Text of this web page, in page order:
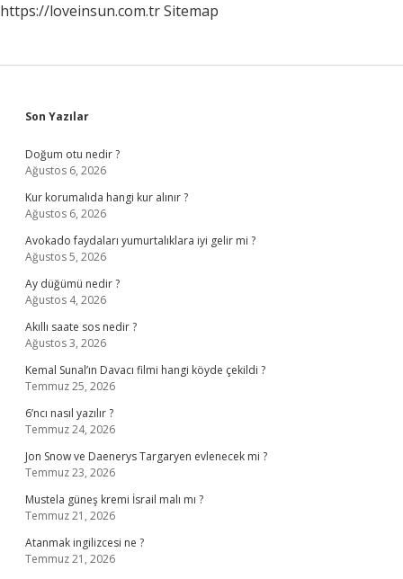
https://loveinsun.com.trSitemap
Sidebar
Son Yazılar
Doğum otu nedir ?
Ağustos 6, 2026
Kur korumalıda hangi kur alınır ?
Ağustos 6, 2026
Avokado faydaları yumurtalıklara iyi gelir mi ?
Ağustos 5, 2026
Ay düğümü nedir ?
Ağustos 4, 2026
Akıllı saate sos nedir ?
Ağustos 3, 2026
Kemal Sunal’ın Davacı filmi hangi köyde çekildi ?
Temmuz 25, 2026
6’ncı nasıl yazılır ?
Temmuz 24, 2026
Jon Snow ve Daenerys Targaryen evlenecek mi ?
Temmuz 23, 2026
Mustela güneş kremi İsrail malı mı ?
Temmuz 21, 2026
Atanmak ingilizcesi ne ?
Temmuz 21, 2026